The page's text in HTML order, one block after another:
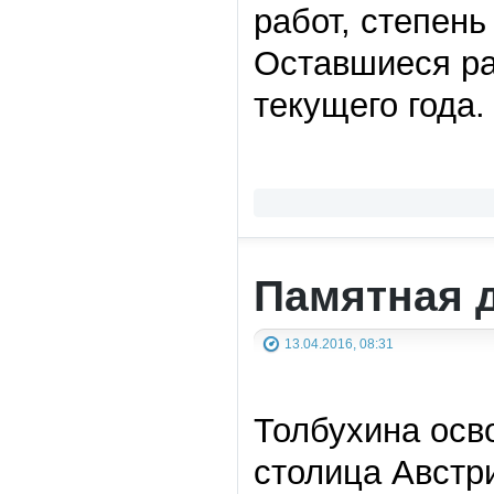
работ,
Оставшиеся
текущего года.
Памятная
13.04.2016, 08:31
Толбухина
столица